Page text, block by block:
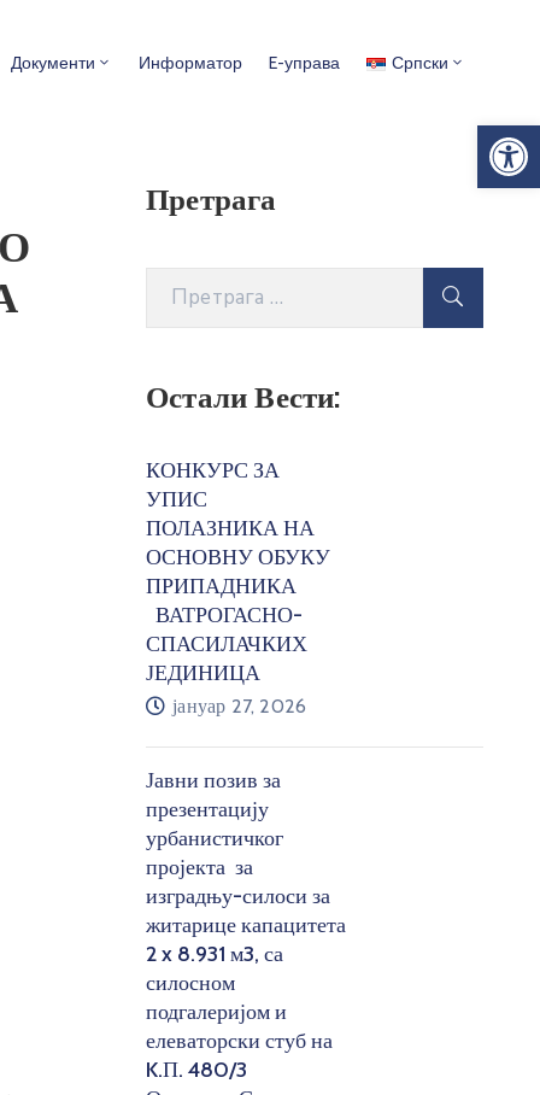
Документи Информатор E-управа Српски
Претрага
Остали Вести:
КОНКУРС ЗА
УПИС
ПОЛАЗНИКА НА
ОСНОВНУ ОБУКУ
ПРИПАДНИКА
ВАТРОГАСНО-
СПАСИЛАЧКИХ
ЈЕДИНИЦА
јануар 27, 2026
Јавни позив за
презентацију
урбанистичког
пројекта за
изградњу-силоси за
житарице капацитета
2 x 8.931 м3, са
силосном
подгалеријом и
елеваторски стуб на
K.П. 480/3